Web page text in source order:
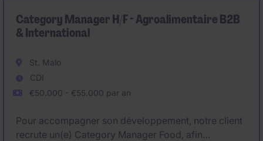
Category Manager H/F - Agroalimentaire B2B
& International
St. Malo
CDI
€50.000 - €55.000 par an
Pour accompagner son développement, notre client
recrute un(e) Category Manager Food, afin